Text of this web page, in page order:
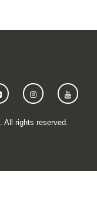
. All rights reserved.